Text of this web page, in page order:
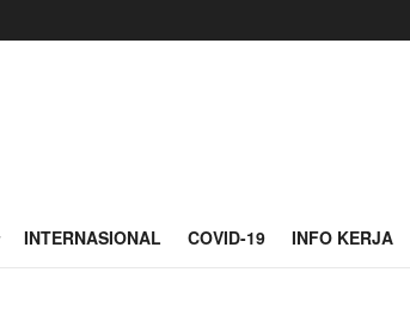
INTERNASIONAL COVID-19 INFO KERJA